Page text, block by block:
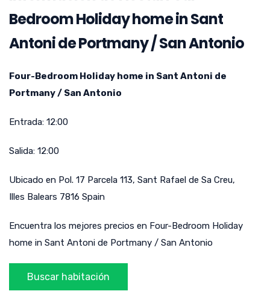
Bedroom Holiday home in Sant
Antoni de Portmany / San Antonio
Four-Bedroom Holiday home in Sant Antoni de
Portmany / San Antonio
Entrada: 12:00
Salida: 12:00
Ubicado en Pol. 17 Parcela 113, Sant Rafael de Sa Creu,
Illes Balears 7816 Spain
Encuentra los mejores precios en Four-Bedroom Holiday
home in Sant Antoni de Portmany / San Antonio